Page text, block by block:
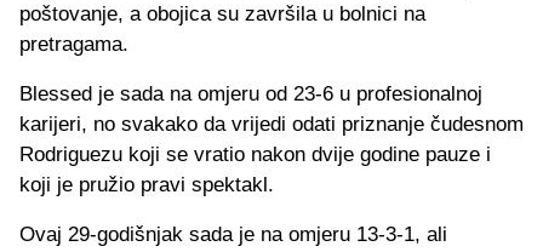
poštovanje, a obojica su završila u bolnici na
pretragama.
Blessed je sada na omjeru od 23-6 u profesionalnoj
karijeri, no svakako da vrijedi odati priznanje čudesnom
Rodriguezu koji se vratio nakon dvije godine pauze i
koji je pružio pravi spektakl.
Ovaj 29-godišnjak sada je na omjeru 13-3-1, ali